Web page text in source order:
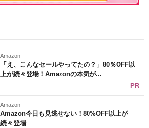
Amazon
「え、こんなセールやってたの？」80％OFF以
上が続々登場！Amazonの本気が...
PR
Amazon
Amazon今日も見逃せない！80%OFF以上が
続々登場